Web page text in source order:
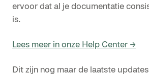
ervoor dat al je documentatie
is.
Lees meer in onze Help Center →
Dit zijn nog maar de laatste